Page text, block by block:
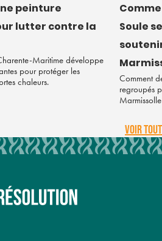
peinture
lutter contre la
Maritime développe
pour protéger les
chaleurs.
Soule
Comment
regroupés
Marmissolle
VOIR TOUT